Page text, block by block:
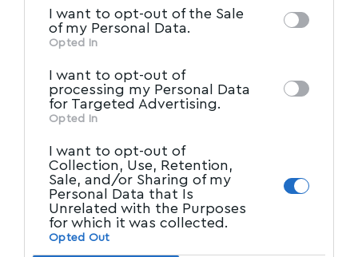
Participantsthat may further disclose it to
other third parties.
I want to opt-out of the Sale
of my Personal Data.
Opted In
I want to opt-out of
processing my Personal Data
for Targeted Advertising.
Opted In
I want to opt-out of
Collection, Use, Retention,
Sale, and/or Sharing of my
Personal Data that Is
Unrelated with the Purposes
for which it was collected.
Opted Out
TAGGED: ΒΟΛΟΣ ΓΙΑΝΝΗΣ ΚΑΤΣΙΒΕΛΟΣ
ΕΚΛΟΓΕΣ,ΝΔ
Facebook